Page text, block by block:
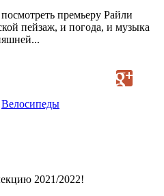
премьеру Райли
пейзаж, и погода, и музыка
Велосипеды
2021/2022!